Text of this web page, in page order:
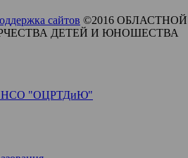
сайтов ©2016 ОБЛАСТНОЙ
ДЕТЕЙ И ЮНОШЕСТВА
НСО "ОЦРТДиЮ"